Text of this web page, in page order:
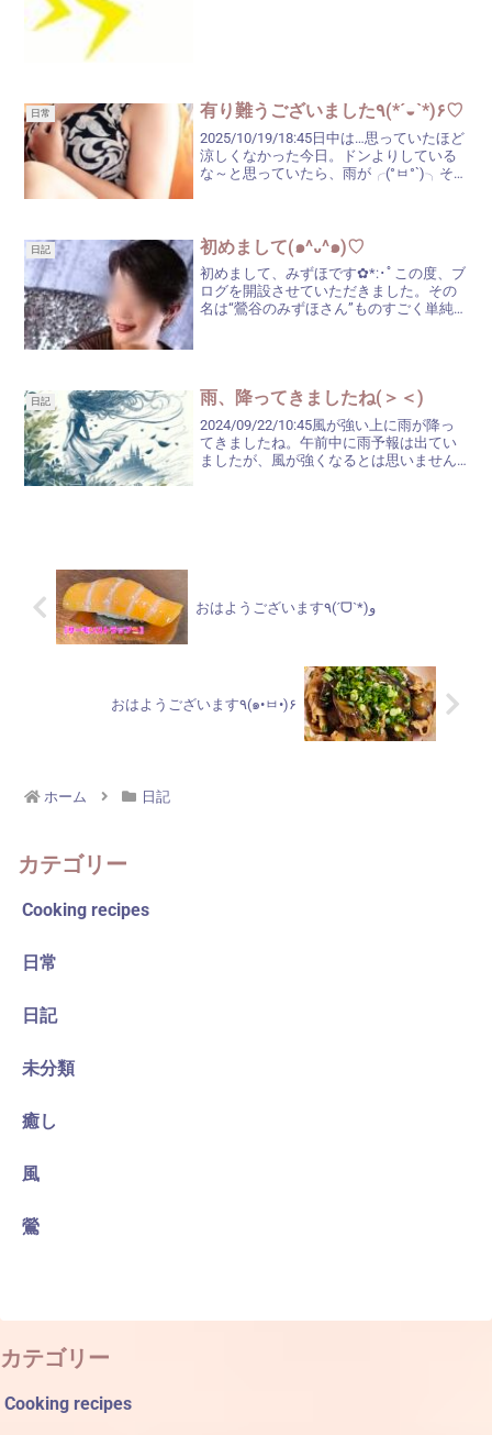
日常 有り難うございました٩(*´◒`*)۶♡
2025/10/19/18:45日中は…思っていたほど
涼しくなかった今日。ドンよりしている
な～と思っていたら、雨が╭(°ㅂ°`)╮そ
日記 初めまして(๑^᎑^๑)♡
初めまして、みずほです✿*:･ﾟこの度、ブ
ログを開設させていただきました。その
名は“鶯谷のみずほさん”ものすごく単純
日記 雨、降ってきましたね(＞＜)
2024/09/22/10:45風が強い上に雨が降っ
てきましたね。午前中に雨予報は出てい
ましたが、風が強くなるとは思いません
おはようございます٩(ˊᗜˋ*)و
おはようございます٩(๑•ㅂ•)۶
ホーム 日記
カテゴリー
Cooking recipes
日常
日記
未分類
癒し
風
鶯
カテゴリー
Cooking recipes